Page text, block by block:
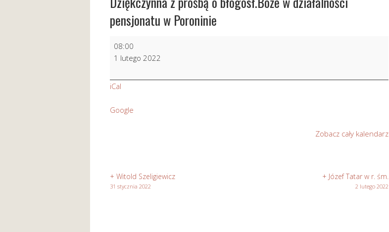
pensjonatu w Poroninie
Dziękczynna
o
błogosł.Boże
działalności
08:00
1 lutego 2022
iCal
Google
Zobacz cały kalendarz
+ Witold Szeligiewicz
31 stycznia 2022
+ Józef Tatar w r. śm.
2 lutego 2022